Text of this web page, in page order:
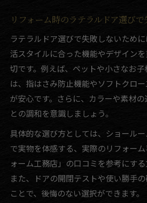
リフォーム時のラテラルドア選び
ラテラルドア選びで失敗しないため
活スタイルに合った機能やデザイン
切です。例えば、ペットや小さなお
は、指はさみ防止機能やソフトクロ
が安心です。さらに、カラーや素材
との調和を意識しましょう。
具体的な選び方としては、ショール
で実物を体感する、実際のリフォー
ォーム工務店」の口コミを参考にする
また、ドアの開閉テストや使い勝手
ことで、後悔のない選択ができます。